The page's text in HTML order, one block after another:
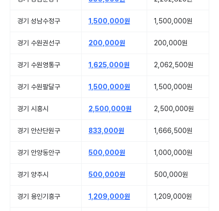
경기 성남수정구 1,500,000원 1,500,000원
경기 수원권선구 200,000원 200,000원
경기 수원영통구 1,625,000원 2,062,500원
경기 수원팔달구 1,500,000원 1,500,000원
경기 시흥시 2,500,000원 2,500,000원
경기 안산단원구 833,000원 1,666,500원
경기 안양동안구 500,000원 1,000,000원
경기 양주시 500,000원 500,000원
경기 용인기흥구 1,209,000원 1,209,000원